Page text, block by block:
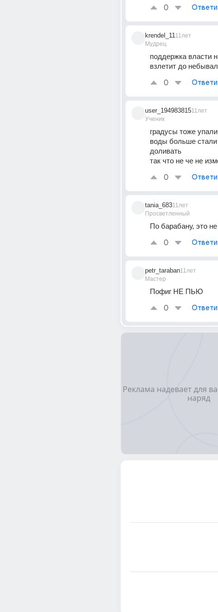
0
krendel_11
Мудрец
11лет
поддержка власти
взлетит до
0
user_194983815
Ученик
11лет
градусы тоже упали
воды больше стали
доливать
так что не че не
0
tania_683
Просветленный
11лет
По барабану, это
0
petr_taraban
Мастер
11лет
Пофиг НЕ ПЬЮ
0